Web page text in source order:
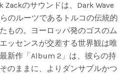
Zackのサウンドは、Dark Wave
のルーツであるトルコの伝統的
もの。ヨーロッパ発のゴスのム
ッセンスが交差する世界観は唯
新作「Album 2」は、彼らの持
のままに、よりダンサブルかつ